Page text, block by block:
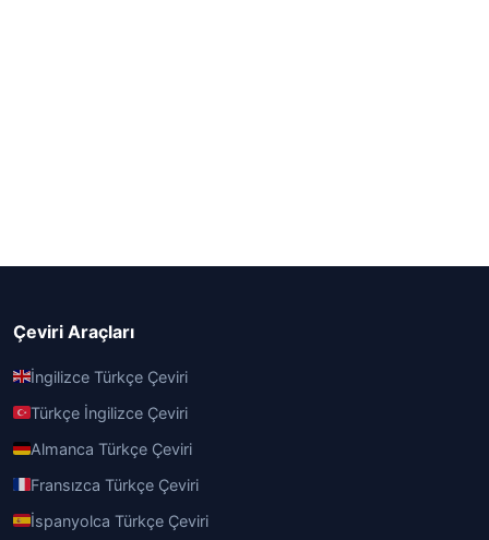
Çeviri Araçları
İngilizce Türkçe Çeviri
Türkçe İngilizce Çeviri
Almanca Türkçe Çeviri
Fransızca Türkçe Çeviri
İspanyolca Türkçe Çeviri